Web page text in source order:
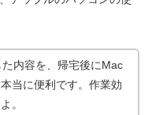
内容を、帰宅後にMac
当に便利です。作業効
。